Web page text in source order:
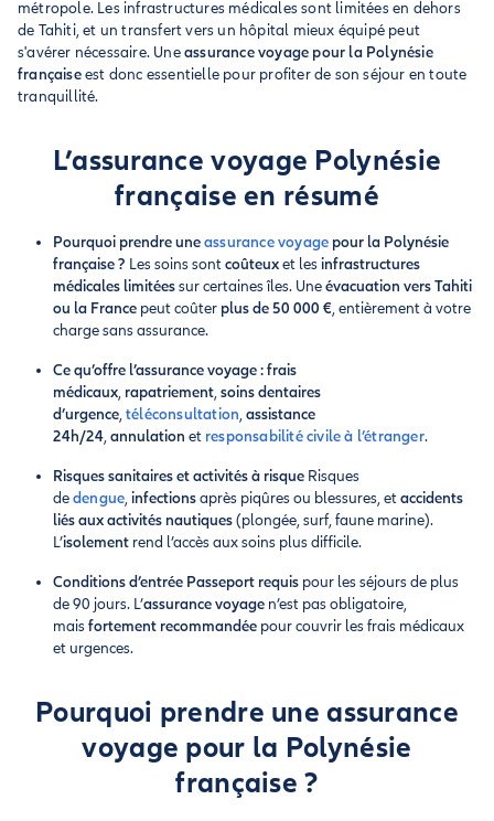
métropole. Les infrastructures médicales sont limitées en dehors
de Tahiti, et un transfert vers un hôpital mieux équipé peut
s'avérer nécessaire. Uneassurance voyage pour la Polynésie
françaiseest donc essentielle pour profiter de son séjour en toute
tranquillité.
L’assurance voyage Polynésie
française en résumé
Pourquoi prendre uneassurance voyage pour la Polynésie
française ? Les soins sontcoûteuxet lesinfrastructures
médicales limitéessur certaines îles. Uneévacuation vers Tahiti
ou la France peut coûter plus de 50 000 €, entièrement à votre
charge sans assurance.
Ce qu’offre l’assurance voyage :frais
médicaux, rapatriement,soins dentaires
d’urgence,téléconsultation,assistance
24h/24,annulation et responsabilité civile à l’étranger.
Risques sanitaires et activités à risque Risques
dedengue,infectionsaprès piqûres ou blessures, etaccidents
liés aux activités nautiques(plongée, surf, faune marine).
L’isolement rend l’accès aux soins plus difficile.
Conditions d’entrée Passeport requis pour les séjours de plus
de 90 jours. L’assurance voyage n’est pas obligatoire,
maisfortement recommandée pour couvrir les frais médicaux
et urgences.
Pourquoi prendre une assurance
voyage pour la Polynésie
française ?